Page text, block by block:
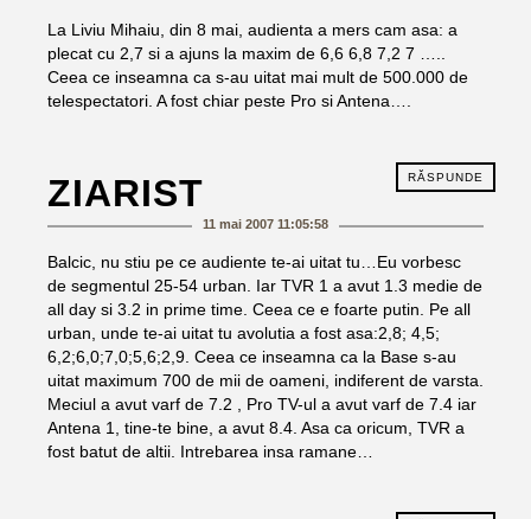
La Liviu Mihaiu, din 8 mai, audienta a mers cam asa: a
plecat cu 2,7 si a ajuns la maxim de 6,6 6,8 7,2 7 …..
Ceea ce inseamna ca s-au uitat mai mult de 500.000 de
telespectatori. A fost chiar peste Pro si Antena….
RĂSPUNDE
ZIARIST
11 mai 2007 11:05:58
Balcic, nu stiu pe ce audiente te-ai uitat tu…Eu vorbesc
de segmentul 25-54 urban. Iar TVR 1 a avut 1.3 medie de
all day si 3.2 in prime time. Ceea ce e foarte putin. Pe all
urban, unde te-ai uitat tu avolutia a fost asa:2,8; 4,5;
6,2;6,0;7,0;5,6;2,9. Ceea ce inseamna ca la Base s-au
uitat maximum 700 de mii de oameni, indiferent de varsta.
Meciul a avut varf de 7.2 , Pro TV-ul a avut varf de 7.4 iar
Antena 1, tine-te bine, a avut 8.4. Asa ca oricum, TVR a
fost batut de altii. Intrebarea insa ramane…